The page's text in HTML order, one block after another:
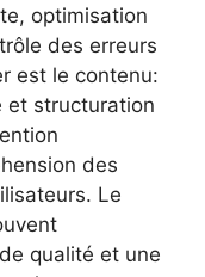
optimisation
des erreurs
est le contenu:
et structuration
des
Le
qualité et une